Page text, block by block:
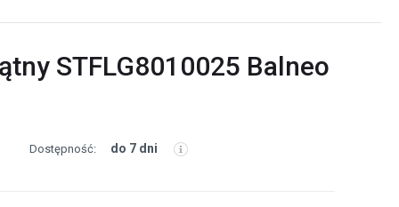
STFLG8010025 Balneo
Dostępność: do 7 dni